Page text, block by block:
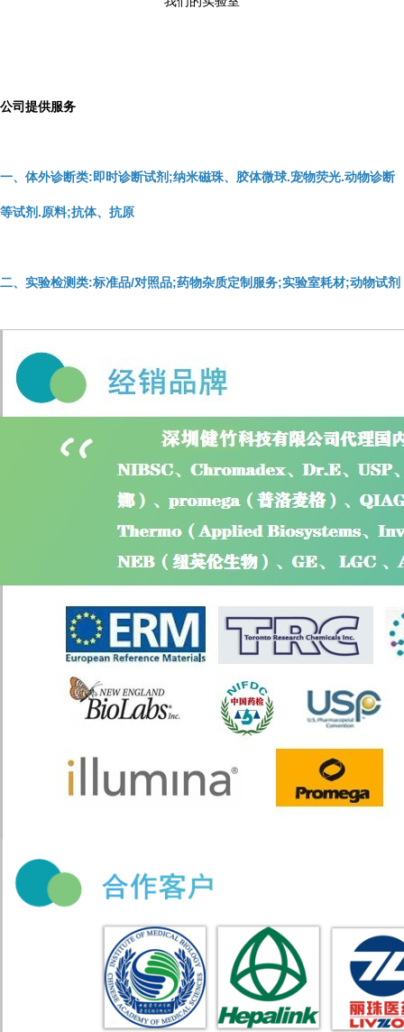
公司提供服务
一、体外诊断类:即时诊断试剂;纳米磁珠、胶体微球.宠物荧光.动物诊断
等试剂.原料;抗体、抗原
二、实验检测类:标准品/对照品;药物杂质定制服务;实验室耗材;动物试剂